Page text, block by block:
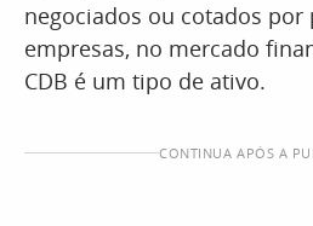
negociados ou cotados por
empresas, no mercado
CDB é um tipo de ativo.
CONTINUA APÓS A